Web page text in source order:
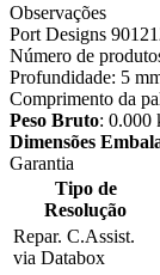
Observações
Port Designs
Número de
Profundidade: 5
Comprimento da
Peso Bruto: 0.000
Dimensões
Garantia
Tipo de
Resolução
Repar. C.Assist.
via Databox